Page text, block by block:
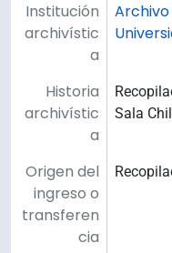
Institución
archivístic
a
Archivo
Historia
archivístic
a
Sala
Origen del
ingreso o
transferen
cia